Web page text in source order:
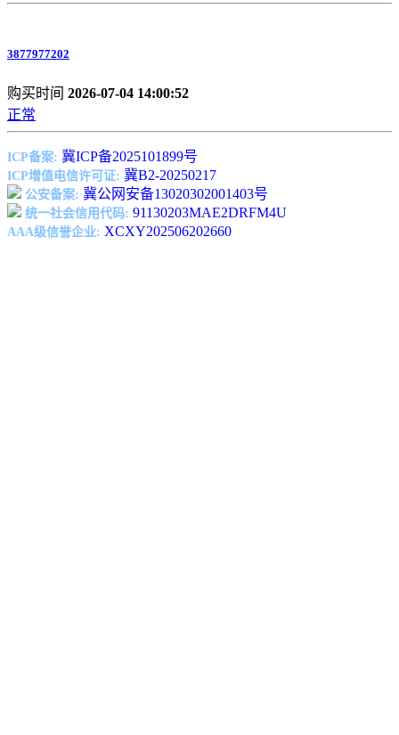
3877977202
购买时间 2026-07-04 14:00:52
正常
ICP备案: 冀ICP备2025101899号
ICP增值电信许可证: 冀B2-20250217
公安备案: 冀公网安备13020302001403号
统一社会信用代码: 91130203MAE2DRFM4U
AAA级信誉企业: XCXY202506202660